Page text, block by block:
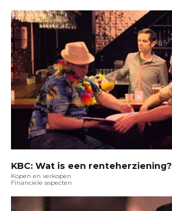
KBC: Wat is een renteherziening?
Kopen en verkopen
Financiele aspecten